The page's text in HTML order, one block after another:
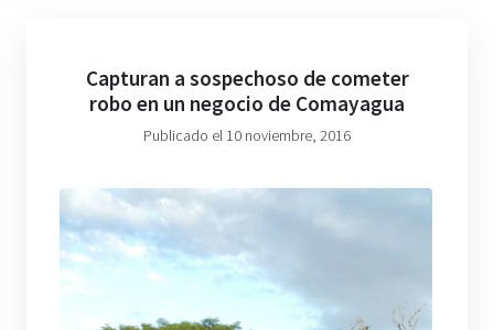
Capturan a sospechoso de cometer
robo en un negocio de Comayagua
Publicado el 10 noviembre, 2016